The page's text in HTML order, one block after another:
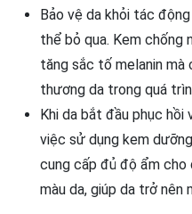
Bảo vệ da khỏi tác
thể bỏ qua. Kem chống
tăng sắc tố melanin mà
thương da trong quá
Khi da bắt đầu phục hồi
việc sử dụng kem
cung cấp đủ độ ẩm
màu da, giúp da trở nên